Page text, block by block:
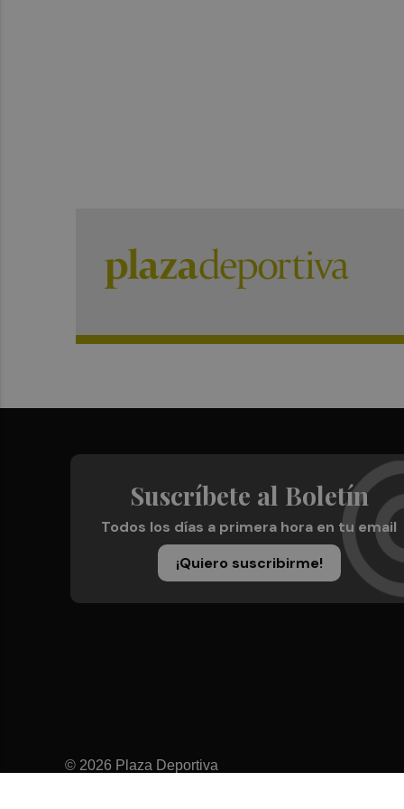
Suscríbete al Boletín
Todos los días a primera hora en tu email
¡Quiero suscribirme!
© 2026 Plaza Deportiva